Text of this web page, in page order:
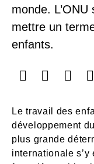
monde.
mettre un
enfants.
Le travail des
développement
plus grande
internationale s’y